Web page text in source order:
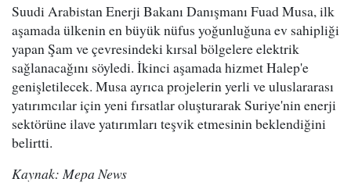
Suudi Arabistan Enerji Bakanı Danışmanı Fuad Musa, ilk
aşamada ülkenin en büyük nüfus yoğunluğuna ev sahipliği
yapan Şam ve çevresindeki kırsal bölgelere elektrik
sağlanacağını söyledi. İkinci aşamada hizmet Halep'e
genişletilecek. Musa ayrıca projelerin yerli ve uluslararası
yatırımcılar için yeni fırsatlar oluşturarak Suriye'nin enerji
sektörüne ilave yatırımları teşvik etmesinin beklendiğini
belirtti.
Kaynak: Mepa News